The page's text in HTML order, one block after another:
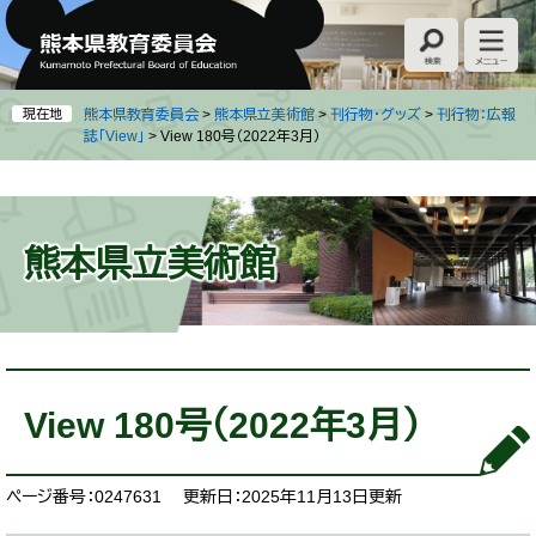
ペ
ー
ジ
の
先
で
メ
ニ
ュ
ー
を
ば
現在地 熊本県教育委員会 > 熊本県立美術館 > 刊行物・グッズ > 刊行物：広報
誌「View」 > View 180号（2022年3月）
熊本県立美術館
View 180号（2022年3月）
ページ番号：0247631 更新日：2025年11月13日更新